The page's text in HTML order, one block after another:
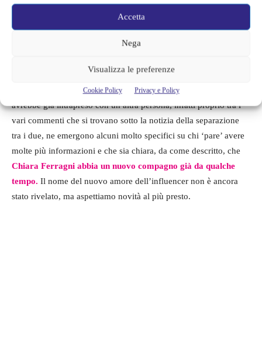
Accetta
Nega
Visualizza le preferenze
Cookie Policy Privacy e Policy
alcuni messaggi in codice nelle sue storie, come quella in cui
presenta chiaramente la sua mano senza fede. La sua assenza alla
Milano Fashion Week ne è stata un’altra prova che qualche cosa
Ma adesso arriva una voce che parla di una relazione che lei
avrebbe già intrapreso con un altra persona, infatti proprio tra i
vari commenti che si trovano sotto la notizia della separazione
tra i due, ne emergono alcuni molto specifici su chi ‘pare’ avere
molte più informazioni e che sia chiara, da come descritto, che
Chiara Ferragni abbia un nuovo compagno già da qualche
tempo. Il nome del nuovo amore dell’influencer non è ancora
stato rivelato, ma aspettiamo novità al più presto.